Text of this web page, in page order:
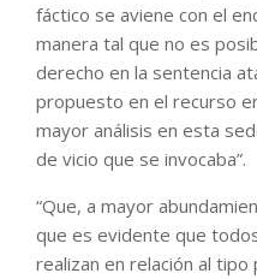
fáctico se aviene con el
manera tal que no es
derecho en la sentencia
propuesto en el recurso
mayor análisis en esta
de vicio que se invocaba”.
“Que, a mayor
que es evidente que
realizan en relación al tipo